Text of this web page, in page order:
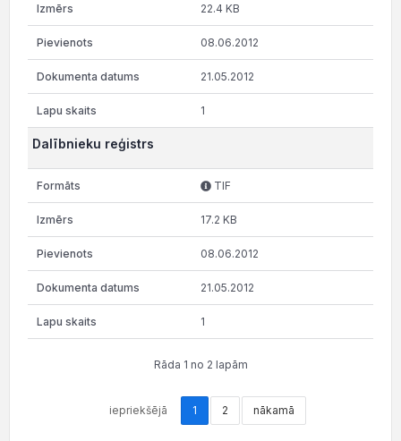
22.4 KB
08.06.2012
21.05.2012
1
Dalībnieku reģistrs
TIF
17.2 KB
08.06.2012
21.05.2012
1
Rāda 1 no 2 lapām
iepriekšējā 1 2 nākamā